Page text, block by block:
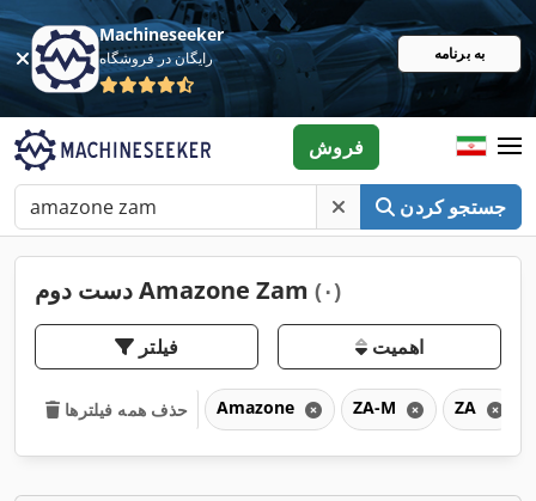
Machineseeker
رایگان در فروشگاه به برنامه
جستجو کردن
فروش
دست دوم Amazone Zam (۰)
فیلتر اهمیت
حذف همه فیلترها Amazone ZA-M ZA